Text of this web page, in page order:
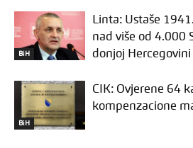
BiH
Linta: Ustaše
nad više od 4.000
donjoj Hercegovini
BiH
CIK: Ovjerene 64
kompenzacione